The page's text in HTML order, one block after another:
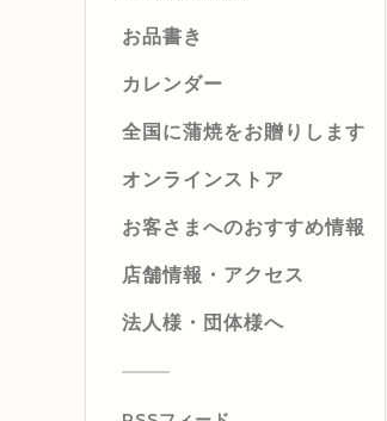
お品書き
カレンダー
全国に蒲焼をお贈りします
オンラインストア
お客さまへのおすすめ情報
店舗情報・アクセス
法人様・団体様へ